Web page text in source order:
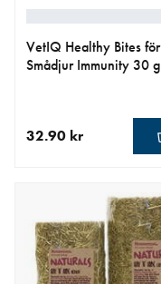
VetIQ Healthy Bites för
Smådjur Immunity 30 g
32.90 kr